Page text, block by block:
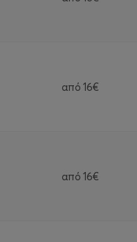
από 16€
από 16€